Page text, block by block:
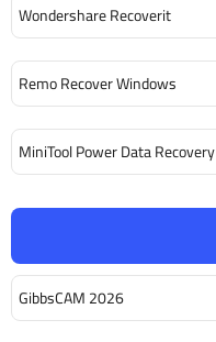
GibbsCAM 2026
Wondershare Recoverit
Remo Recover Windows
MiniTool Power Data Recovery